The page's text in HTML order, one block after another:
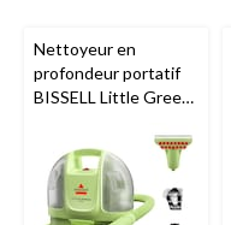
Nettoyeur en
profondeur portatif
BISSELL Little Green
tapis et tissus
d'ameublement